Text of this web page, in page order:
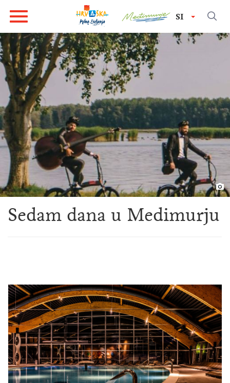
SI
Sedam dana u Medimurju